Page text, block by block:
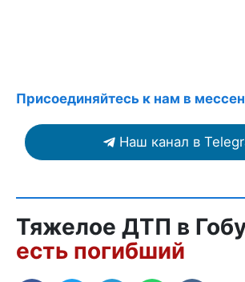
Присоединяйтесь к нам в
Наш канал в
Тяжелое ДТП в
есть погибший